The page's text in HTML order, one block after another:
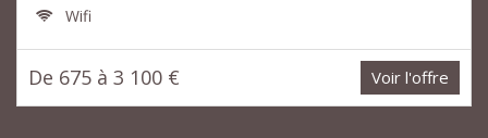
Wifi
De 675 à 3 100 € Voir l'offre